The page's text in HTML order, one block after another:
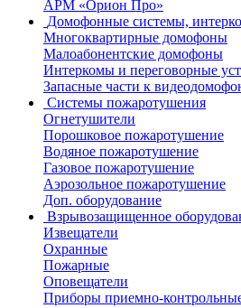
АРМ «Орион Про»
Домофонные системы,
Многоквартирные домофоны
Малоабонентские домофоны
Интеркомы и переговорные
Запасные части к
Системы пожаротушения
Огнетушители
Порошковое пожаротушение
Водяное пожаротушение
Газовое пожаротушение
Аэрозольное пожаротушение
Доп. оборудование
Взрывозащищенное
Извещатели
Охранные
Пожарные
Оповещатели
Приборы приемно-